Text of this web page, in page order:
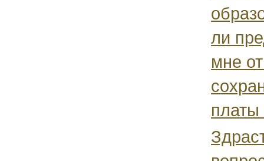
ли
мне
платы